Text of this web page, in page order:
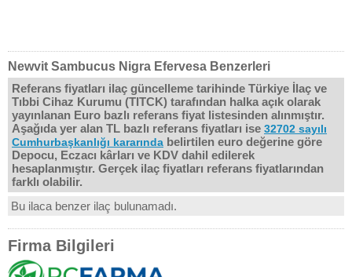
Newvit Sambucus Nigra Efervesa Benzerleri
Referans fiyatları ilaç güncelleme tarihinde Türkiye İlaç ve
Tıbbi Cihaz Kurumu (TITCK) tarafından halka açık olarak
yayınlanan Euro bazlı referans fiyat listesinden alınmıştır.
Aşağıda yer alan TL bazlı referans fiyatları ise 32702 sayılı
Cumhurbaşkanlığı kararında belirtilen euro değerine göre
Depocu, Eczacı kârları ve KDV dahil edilerek
hesaplanmıştır. Gerçek ilaç fiyatları referans fiyatlarından
farklı olabilir.
Bu ilaca benzer ilaç bulunamadı.
Firma Bilgileri